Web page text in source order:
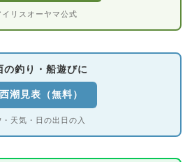
イリスオーヤマ公式
の釣り・船遊びに
潮見表（無料）
・天気・日の出日の入